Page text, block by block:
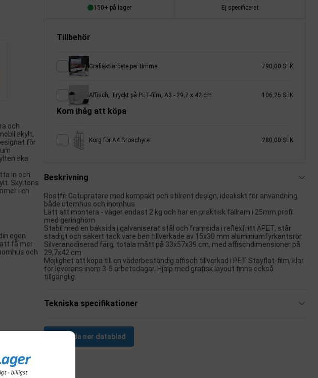
och
skylt,
för
ska
in och
Skyltens
i en
egen
få mer
och
150+ på lager Ej specificerat
Tillbehör
Grafiskt arbete per timme 790,00 SEK
Affisch, Tryckt på PET-film, A3 - 29,7 x 42 cm 106,25 SEK
Kom ihåg att köpa
Korg för A4 Broschyrer 280,00 SEK
Beskrivning
Rostfri Gatupratare med kompakt och stilrent design, idealiskt för användning
både utomhus och inomhus
Lätt att montera - väger endast 2 kg och har en praktisk fällram i 25mm profil
med geringhörn
Stabil med en baksida i galvaniserat stål och framsida i reflexfritt APET, står
stadigt och säkert tack vare ben tillverkade av 15x30 mm aluminiumfyrkantsrör
Silveranodiserad färg, totala mått på 33x57x39 cm, med affischdimensioner på
29,7x42 cm
Möjlighet att köpa till en väderbeständig affisch tillverkad i PET Stayflat-film, klar
för leverans inom 3-5 arbetsdagar. Hjälp med grafisk layout finns också
tillgänglig.
Tekniska specifikationer
Ladda ner datablad